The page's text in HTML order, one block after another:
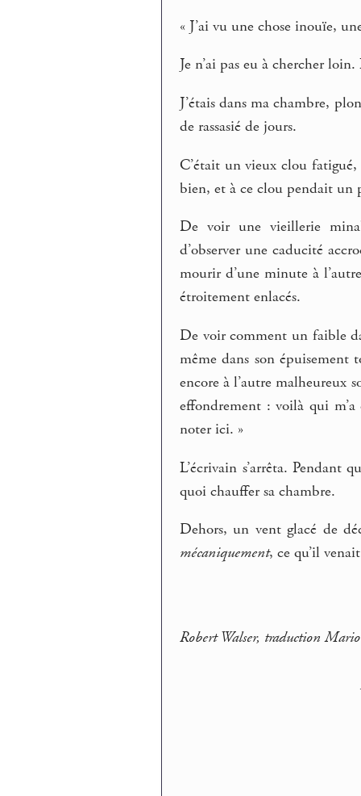
« J’ai vu une chose inouïe,
Je n’ai pas eu à chercher
J’étais dans ma chambre,
de rassasié de jours.
C’était un vieux clou
bien, et à ce clou pendait un
De voir une vieillerie
d’observer une caducité
mourir d’une minute à
étroitement enlacés.
De voir comment un faible
même dans son
encore à l’autre malheureux
effondrement : voilà qui
noter ici. »
L’écrivain s’arrêta. Pendant
quoi chauffer sa chambre.
Dehors, un vent glacé de
mécaniquement, ce qu’il
Robert Walser, traduction